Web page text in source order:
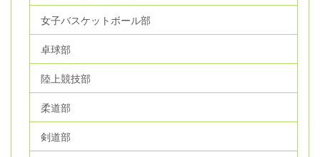
女子バスケットボール部
卓球部
陸上競技部
柔道部
剣道部